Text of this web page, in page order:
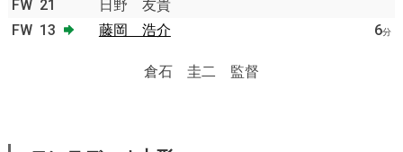
FW 21
日野 友貴
FW 13 藤岡 浩介 6分
倉石 圭二 監督